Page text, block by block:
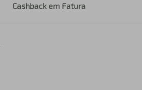
Cashback em Fatura